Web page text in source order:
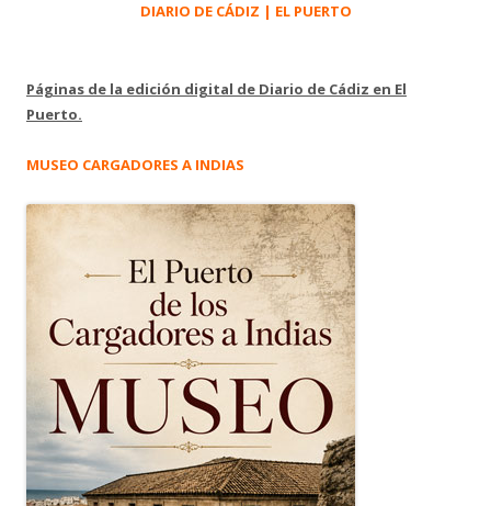
DIARIO DE CÁDIZ | EL PUERTO
Páginas de la edición digital de Diario de Cádiz en El
Puerto.
MUSEO CARGADORES A INDIAS